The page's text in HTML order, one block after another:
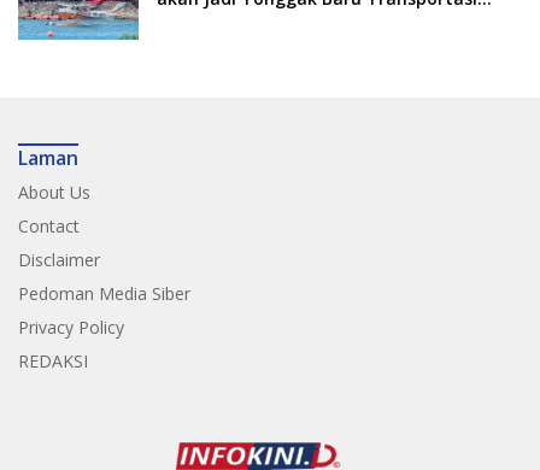
Laman
About Us
Contact
Disclaimer
Pedoman Media Siber
Privacy Policy
REDAKSI